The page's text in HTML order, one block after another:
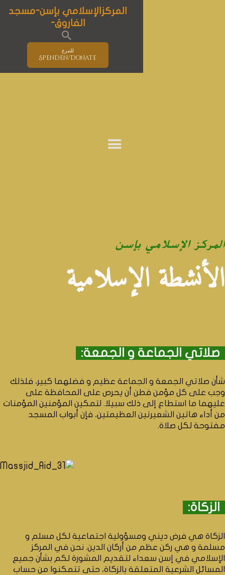
المركزالإسلامي بإسن-مسجد
الفاروق-
للتبرع
Spenden/Donate
العربية
English
المركز الإسلامي بإسن
الأنشطة الإسلامية
صلاتي الجماعة و الجمعة:
شأن صلاتي الجمعة و الجماعة عظيم و فضلهما كبير، فلذلك
وجب على كل مؤمن فطن أن يحرص على المحافظة على
عليهما ما استطاع إلى ذلك سبيلا. لتمكين المؤمنين المؤمنات
من أداء هاتين الشعيرتين العظيمتين، فإن أبواب المسجد
مفتوحة لكل صلاة.
الزكاة:
الزكاة هي فرض ديني ومسؤولية اجتماعية لكل مسلم و
مسلمة و هي ركن عظم من أركان الدين. نحن في المركز
الإسلامي في إسن سعداء لتقديم المشورة لكم بشأن جميع
المسائل الشرعية المتعلقة بالزكاة، حتى تتمكنوا من حساب